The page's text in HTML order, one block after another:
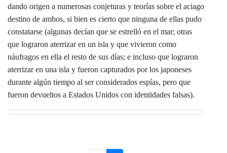
dando origen a numerosas conjeturas y teorías sobre el aciago
destino de ambos, si bien es cierto que ninguna de ellas pudo
constatarse (algunas decían que se estrelló en el mar; otras
que lograron aterrizar en un isla y que vivieron como
náufragos en ella el resto de sus días; e incluso que lograron
aterrizar en una isla y fueron capturados por los japoneses
durante algún tiempo al ser considerados espías, pero que
fueron devueltos a Estados Unidos con identidades falsas).